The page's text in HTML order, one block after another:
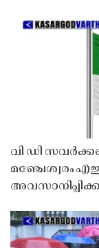
വി ഡി
മഞ്ചേശ്വരം